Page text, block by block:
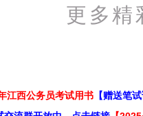
更多精
江西公务员考试用书 【赠送笔